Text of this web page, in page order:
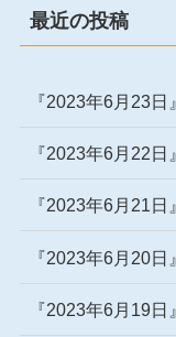
最近の投稿
『2023年6月23
『2023年6月22
『2023年6月21
『2023年6月20
『2023年6月19